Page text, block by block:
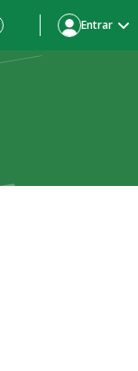
Entrar